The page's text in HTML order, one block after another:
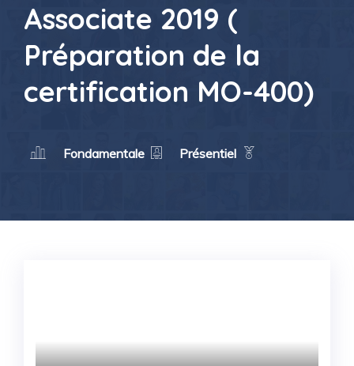
Associate 2019 (
Préparation de la
certification MO-400)
Fondamentale Présentiel